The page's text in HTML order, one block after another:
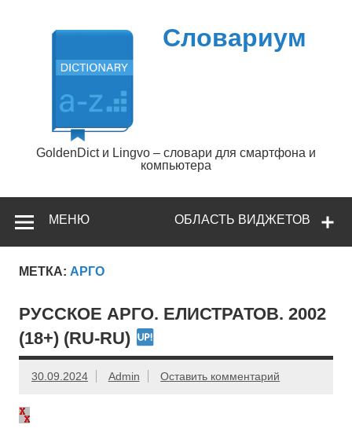
содержимому
Словариум
GoldenDict и Lingvo – словари для смартфона и
компьютера
ОБЛАСТЬ ВИДЖЕТОВ
МЕНЮ
МЕТКА: АРГО
РУССКОЕ АРГО. ЕЛИСТРАТОВ. 2002
(18+) (RU-RU)
30.09.2024 Admin Оставить комментарий